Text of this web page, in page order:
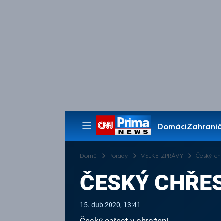
Domácí
Pořady
Domů Pořady VELKÉ ZPRÁVY Český
ČESKÝ
15. dub 2020, 13:41